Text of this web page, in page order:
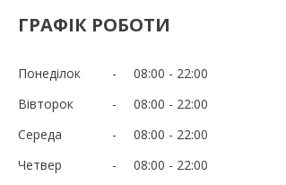
ГРАФІК РОБОТИ
Понеділок 08:00
22:00
Вівторок
08:00
22:00
Середа
08:00
22:00
Четвер
08:00
22:00